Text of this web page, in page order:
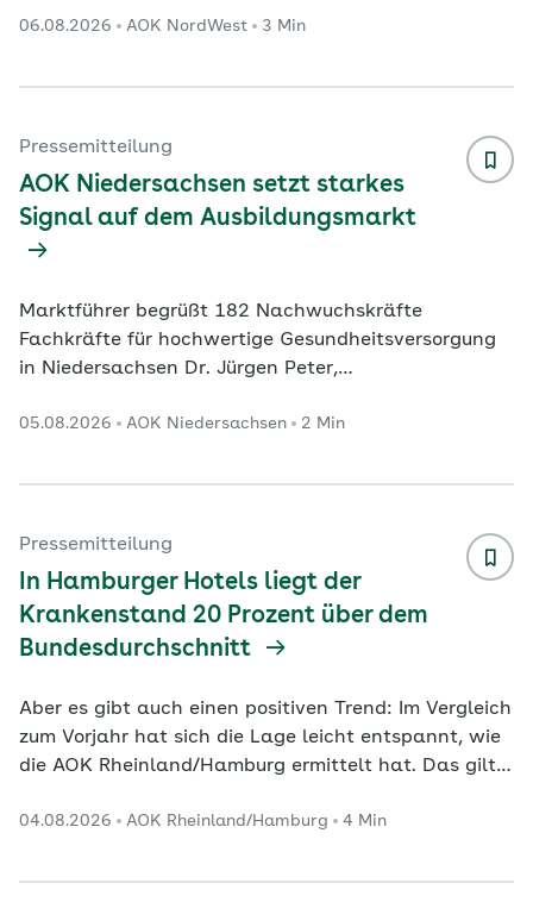
Bewegung und gezielter Muskelaufbau helfen
mehr Menschen wegen Arthrose im Krankenhaus
betroffen. Das geht aus einer Auswertung der AOK
NordWest auf Basis aktueller Zahlen des
06.08.2026 AOK NordWest 3 Min
Pressemitteilung
AOK Niedersachsen setzt starkes
Signal auf dem Ausbildungsmarkt
Marktführer begrüßt 182 Nachwuchskräfte
Fachkräfte für hochwertige Gesundheitsversorgung
in Niedersachsen Dr. Jürgen Peter,
freue mich sehr, unsere neuen Auszubildenden und
die Zukunft unseres Unternehmens und des
neuen Ideen können sie viel bewegen. Wir
qualifizieren Fachkräfte, um die hohen
Qualitätsstandards in der Branche zu si
05.08.2026 AOK Niedersachsen 2 Min
Pressemitteilung
In Hamburger Hotels liegt der
Krankenstand 20 Prozent über dem
Bundesdurchschnitt
Aber es gibt auch einen positiven Trend: Im Vergleich
zum Vorjahr hat sich die Lage leicht entspannt, wie
die AOK Rheinland/Hamburg ermittelt hat. Das gilt
erlebt weiterhin schwierige Zeiten. Viele Gäste
Aushilfen und Fachpersonal sind schwer zu finden.
04.08.2026 AOK Rheinland/Hamburg 4 Min